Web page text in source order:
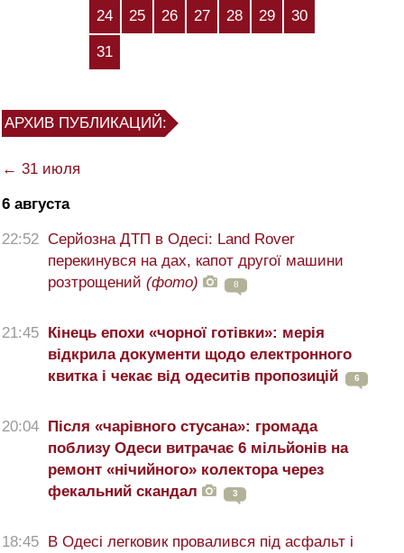
24 25 26 27 28 29 30
31
АРХИВ ПУБЛИКАЦИЙ:
← 31 июля
6 августа
22:52 Серйозна ДТП в Одесі: Land Rover
перекинувся на дах, капот другої машини
розтрощений (фото) 8
21:45 Кінець епохи «чорної готівки»: мерія
відкрила документи щодо електронного
квитка і чекає від одеситів пропозицій
6
20:04 Після «чарівного стусана»: громада
поблизу Одеси витрачає 6 мільйонів на
ремонт «нічийного» колектора через
фекальний скандал
3
18:45 В Одесі легковик провалився під асфальт і